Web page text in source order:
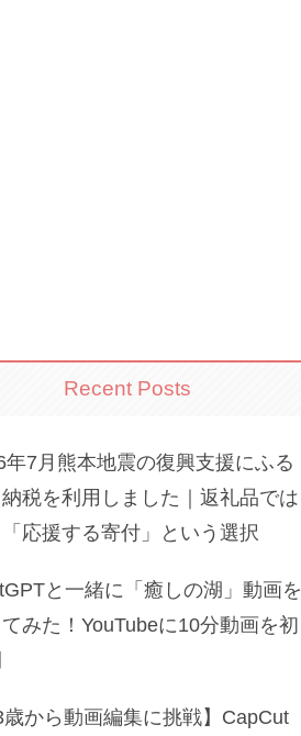
Recent Posts
年7月熊本地震の復興支援にふる
税を利用しました｜返礼品では
応援する寄付」という選択
と一緒に「癒しの湖」動画を
みた！YouTubeに10分動画を初
歳から動画編集に挑戦】CapCut